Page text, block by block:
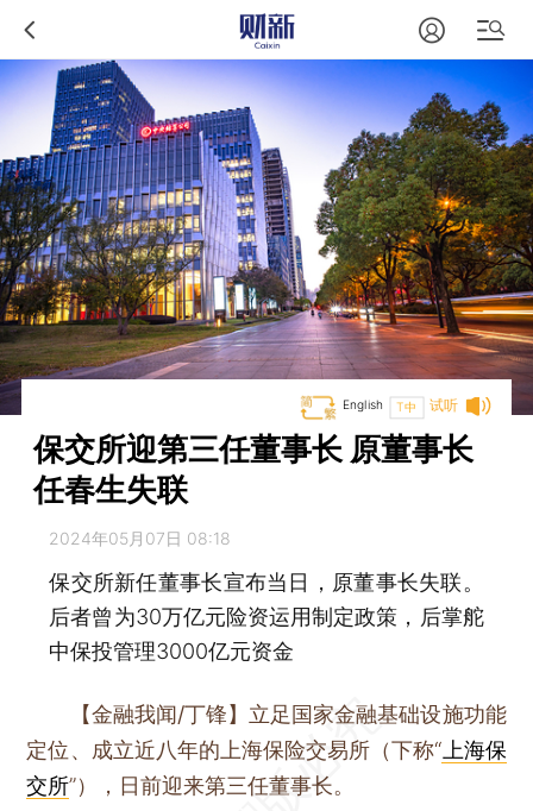
试听
T中
English
保交所迎第三任董事长 原董事长
任春生失联
2024年05月07日 08:18
保交所新任董事长宣布当日，原董事长失联。
后者曾为30万亿元险资运用制定政策，后掌舵
中保投管理3000亿元资金
【金融我闻/丁锋】 立足国家金融基础设施功能
定位、成立近八年的上海保险交易所（下称“ 上海保
交所”），日前迎来第三任董事长。